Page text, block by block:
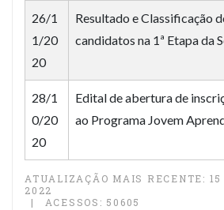
26/1
1/20
20
Resultado e Classificação
candidatos na 1ª Etapa da
28/1
0/20
20
Edital de abertura de
ao Programa Jovem
ATUALIZAÇÃO MAIS RECENTE: 15
2022
ACESSOS: 50605